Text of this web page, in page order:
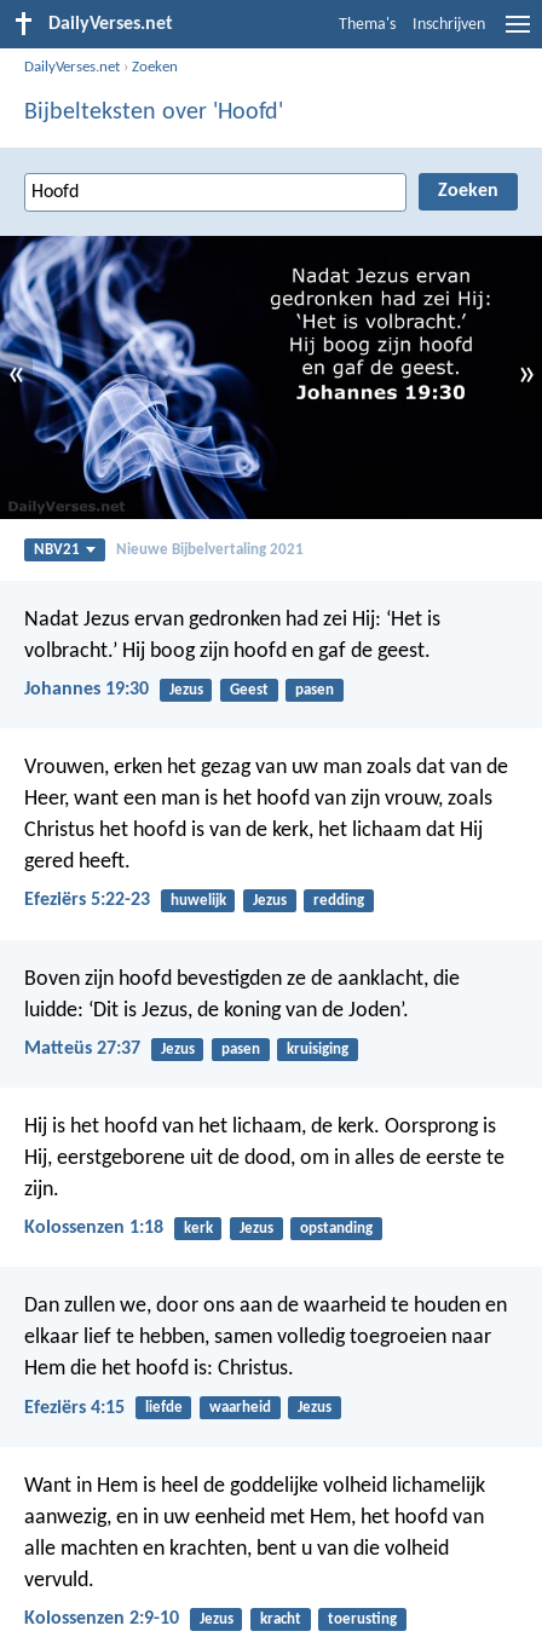
DailyVerses.net Thema's Inschrijven
DailyVerses.net ›Zoeken
Bijbelteksten over 'Hoofd'
« »
NBV21 Nieuwe Bijbelvertaling 2021
Nadat Jezus ervan gedronken had zei Hij: ‘Het is
volbracht.’ Hij boog zijn hoofd en gaf de geest.
Johannes 19:30 Jezus Geest pasen
Vrouwen, erken het gezag van uw man zoals dat van de
Heer, want een man is het hoofd van zijn vrouw, zoals
Christus het hoofd is van de kerk, het lichaam dat Hij
gered heeft.
Efeziërs 5:22-23 huwelijk Jezus redding
Boven zijn hoofd bevestigden ze de aanklacht, die
luidde: ‘Dit is Jezus, de koning van de Joden’.
Matteüs 27:37 Jezus pasen kruisiging
Hij is het hoofd van het lichaam, de kerk. Oorsprong is
Hij, eerstgeborene uit de dood, om in alles de eerste te
zijn.
Kolossenzen 1:18 kerk Jezus opstanding
Dan zullen we, door ons aan de waarheid te houden en
elkaar lief te hebben, samen volledig toegroeien naar
Hem die het hoofd is: Christus.
Efeziërs 4:15 liefde waarheid Jezus
Want in Hem is heel de goddelijke volheid lichamelijk
aanwezig, en in uw eenheid met Hem, het hoofd van
alle machten en krachten, bent u van die volheid
vervuld.
Kolossenzen 2:9-10 Jezus kracht toerusting